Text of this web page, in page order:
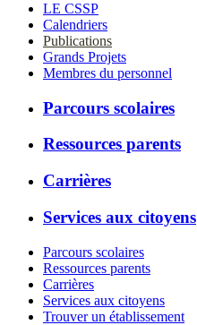
LE CSSP
Calendriers
Publications
Grands Projets
Membres du personnel
Parcours scolaires
Ressources parents
Carrières
Services aux citoyens
Parcours scolaires
Ressources parents
Carrières
Services aux citoyens
Trouver un établissement